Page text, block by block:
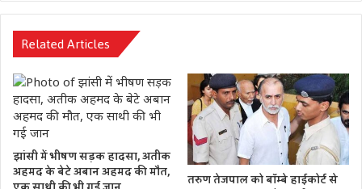
Related Articles
झांसी में भीषण सड़क हादसा, अतीक
अहमद के बेटे अबान अहमद की मौत, तरुण तेजपाल को बॉम्बे हाईकोर्ट से